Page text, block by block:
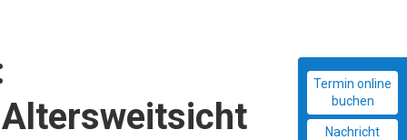
Termin online
buchen
Nachricht